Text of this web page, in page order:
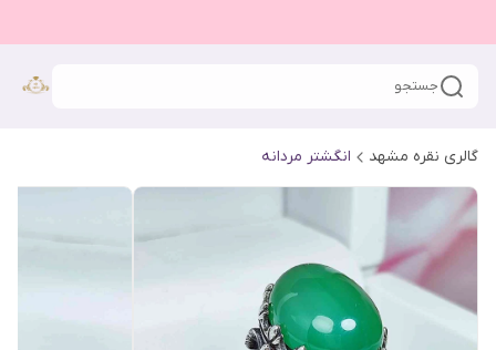
جستجو
گالری نقره مشهد انگشتر مردانه